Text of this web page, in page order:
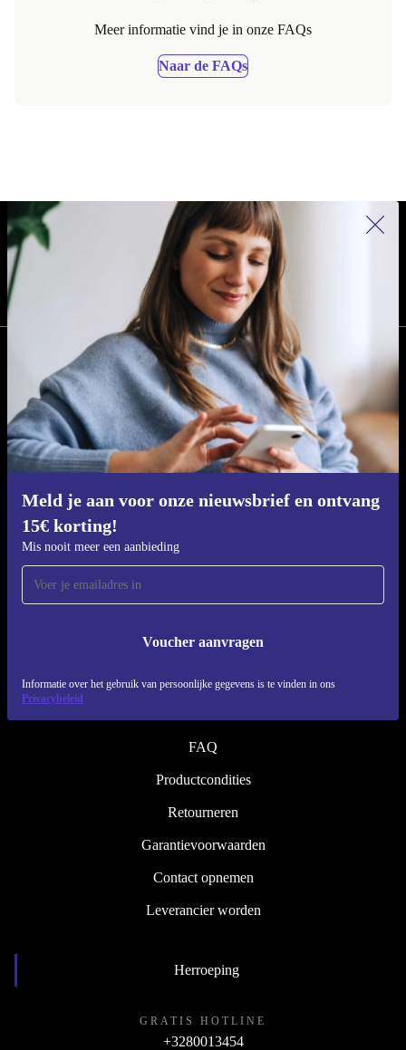
Meer informatie vind je in onze FAQs
Naar de FAQs
Meld je aan voor onze nieuwsbrief en ontvang
15€ korting!
Mis nooit meer een aanbieding
Voucher aanvragen
Informatie over het gebruik van persoonlijke gegevens is te vinden in ons
Privacybeleid
REFURBED NEDERLAND - RETHINK NEW.
VOLG ONS
BEDRIJF
Waarom kiezen voor refurbed?
Refurbishing proces
Duurzaamheid
Kwaliteit
FAQ
Productcondities
Retourneren
Garantievoorwaarden
Contact opnemen
Leverancier worden
Herroeping
GRATIS HOTLINE
+3280013454